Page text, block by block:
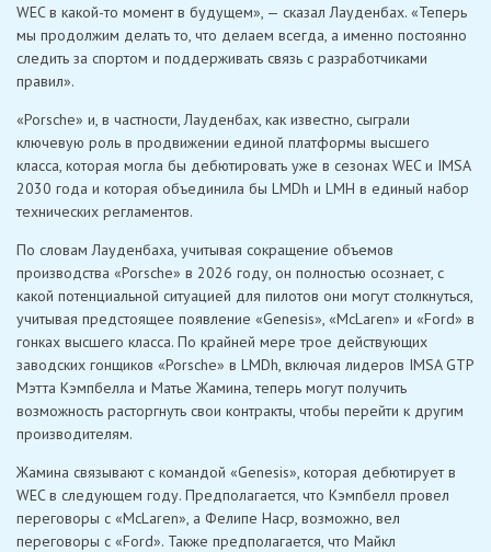
WEC в какой-то момент в будущем», — сказал Лауденбах. «Теперь
мы продолжим делать то, что делаем всегда, а именно постоянно
следить за спортом и поддерживать связь с разработчиками
правил».
«Porsche» и, в частности, Лауденбах, как известно, сыграли
ключевую роль в продвижении единой платформы высшего
класса, которая могла бы дебютировать уже в сезонах WEC и IMSA
2030 года и которая объединила бы LMDh и LMH в единый набор
технических регламентов.
По словам Лауденбаха, учитывая сокращение объемов
производства «Porsche» в 2026 году, он полностью осознает, с
какой потенциальной ситуацией для пилотов они могут столкнуться,
учитывая предстоящее появление «Genesis», «McLaren» и «Ford» в
гонках высшего класса. По крайней мере трое действующих
заводских гонщиков «Porsche» в LMDh, включая лидеров IMSA GTP
Мэтта Кэмпбелла и Матье Жамина, теперь могут получить
возможность расторгнуть свои контракты, чтобы перейти к другим
производителям.
Жамина связывают с командой «Genesis», которая дебютирует в
WEC в следующем году. Предполагается, что Кэмпбелл провел
переговоры с «McLaren», а Фелипе Наср, возможно, вел
переговоры с «Ford». Также предполагается, что Майкл